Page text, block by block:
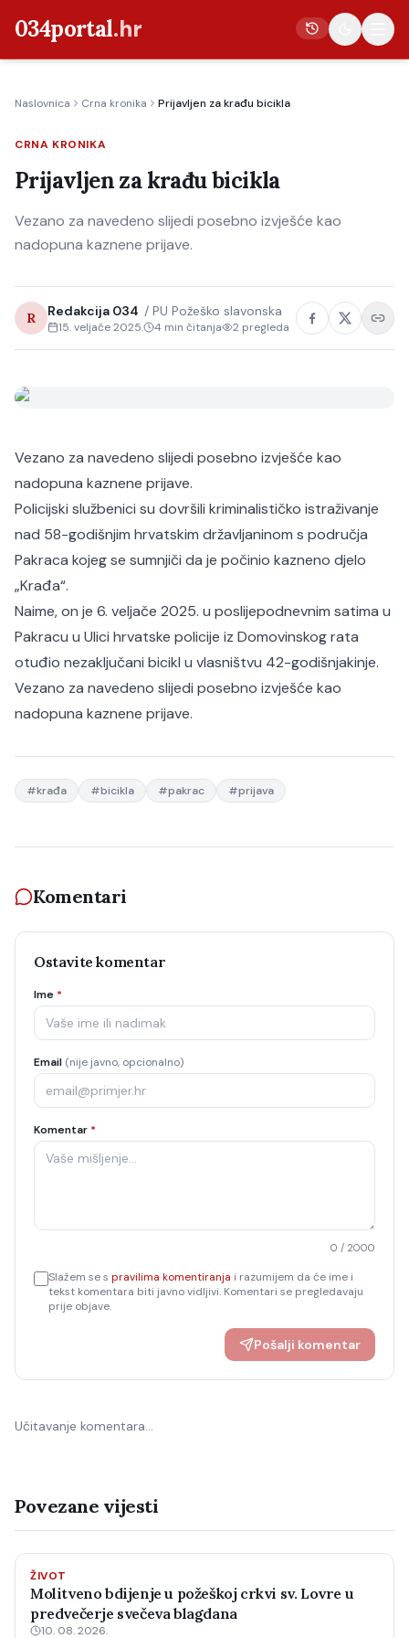
034portal.hr
Crna kronika
Poljoprivreda
Politika
Gospodarstvo
Život
Kultura
Sport
Naslovnica Crna kronika Prijavljen za krađu bicikla
CRNA KRONIKA
Prijavljen za krađu bicikla
Vezano za navedeno slijedi posebno izvješće kao
nadopuna kaznene prijave.
R Redakcija 034 / PU Požeško slavonska
15. veljače 2025. 4 min čitanja 2 pregleda
Vezano za navedeno slijedi posebno izvješće kao
nadopuna kaznene prijave.
Policijski službenici su dovršili kriminalističko istraživanje
nad 58-godišnjim hrvatskim državljaninom s područja
Pakraca kojeg se sumnjiči da je počinio kazneno djelo
„Krađa“.
Naime, on je 6. veljače 2025. u poslijepodnevnim satima u
Pakracu u Ulici hrvatske policije iz Domovinskog rata
otuđio nezaključani bicikl u vlasništvu 42-godišnjakinje.
Vezano za navedeno slijedi posebno izvješće kao
nadopuna kaznene prijave.
#krađa #bicikla #pakrac #prijava
Komentari
Ostavite komentar
Ime *
Email (nije javno, opcionalno)
Komentar *
0 / 2000
Slažem se s pravilima komentiranja i razumijem da će ime i
tekst komentara biti javno vidljivi. Komentari se pregledavaju
prije objave.
Pošalji komentar
Učitavanje komentara…
Povezane vijesti
ŽIVOT
Molitveno bdijenje u požeškoj crkvi sv. Lovre u
predvečerje svečeva blagdana
10. 08. 2026.